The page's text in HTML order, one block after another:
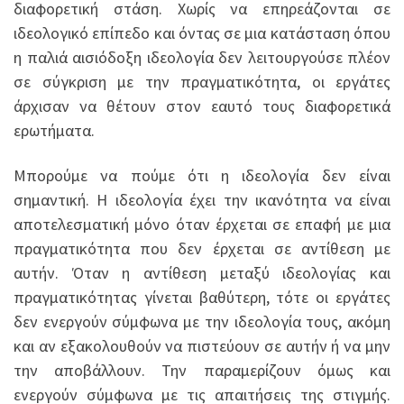
διαφορετική στάση. Χωρίς να επηρεάζονται σε
ιδεολογικό επίπεδο και όντας σε μια κατάσταση όπου
η παλιά αισιόδοξη ιδεολογία δεν λειτουργούσε πλέον
σε σύγκριση με την πραγματικότητα, οι εργάτες
άρχισαν να θέτουν στον εαυτό τους διαφορετικά
ερωτήματα.
Μπορούμε να πούμε ότι η ιδεολογία δεν είναι
σημαντική. Η ιδεολογία έχει την ικανότητα να είναι
αποτελεσματική μόνο όταν έρχεται σε επαφή με μια
πραγματικότητα που δεν έρχεται σε αντίθεση με
αυτήν. Όταν η αντίθεση μεταξύ ιδεολογίας και
πραγματικότητας γίνεται βαθύτερη, τότε οι εργάτες
δεν ενεργούν σύμφωνα με την ιδεολογία τους, ακόμη
και αν εξακολουθούν να πιστεύουν σε αυτήν ή να μην
την αποβάλλουν. Την παραμερίζουν όμως και
ενεργούν σύμφωνα με τις απαιτήσεις της στιγμής.